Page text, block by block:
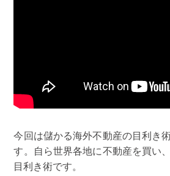
今回は儲かる海外不動産の目利き
す。自ら世界各地に不動産を買い
目利き術です。